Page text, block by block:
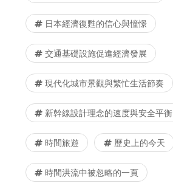
日本經濟復甦的信心與憧憬
交通基礎設施促進經濟發展
現代化城市景觀與繁忙生活節奏
新幹線設計理念的速度與安全平衡
時間旅遊 歷史上的今天
時間洪流中被忽略的一頁